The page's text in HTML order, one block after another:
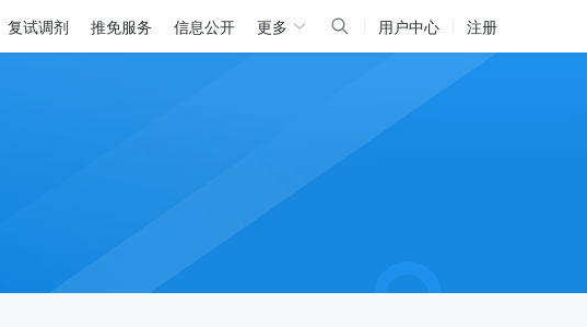
复试调剂 推免服务 信息公开 更多 用户中心 注册